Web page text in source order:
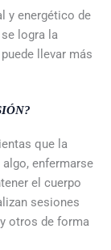
y energético de
logra la
llevar más
que la
enfermarse
el cuerpo
sesiones
otros de forma